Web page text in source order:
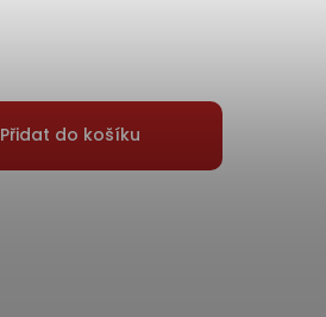
Přidat do košíku